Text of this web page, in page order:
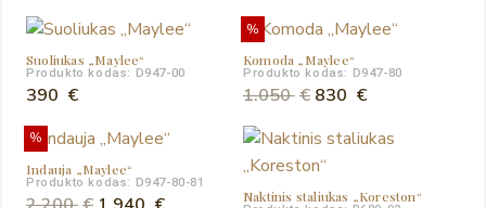
Suoliukas „Maylee“
Produkto kodas: D947-00
390 €
%
Komoda „Maylee“
Produkto kodas: D947-80
1.050€ Original
was:
1.050 €.
830 €Current
is:
%
Indauja „Maylee“
Produkto kodas: D947-80-81
Naktinis staliukas „Koreston“